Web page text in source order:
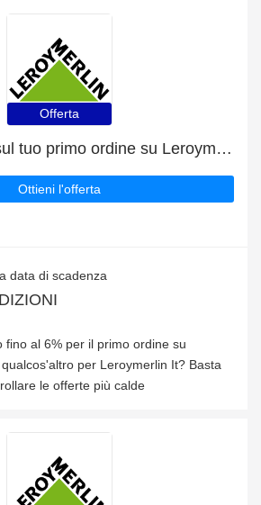
Offerta
Sconto del 6% sul tuo primo ordine su Leroymerlin It
Ottieni l'offerta
data di scadenza
fino al 6% per il primo ordine su
per Leroymerlin It? Basta
le offerte più calde